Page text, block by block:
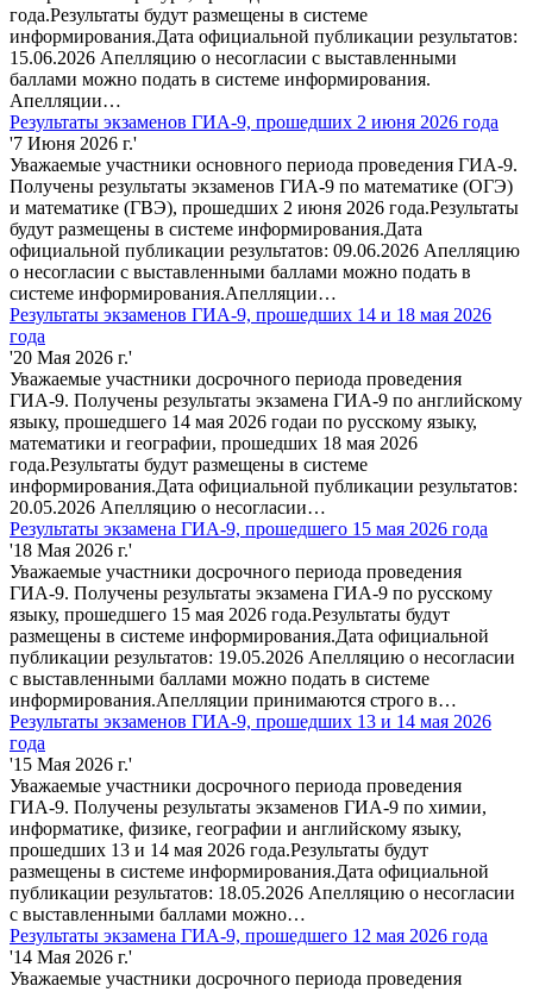
года.Результаты будут размещены в системе
информирования.Дата официальной публикации результатов:
15.06.2026 Апелляцию о несогласии с выставленными
баллами можно подать в системе информирования.
Апелляции…
Результаты экзаменов ГИА-9, прошедших 2 июня 2026 года
'7 Июня 2026 г.'
Уважаемые участники основного периода проведения ГИА-9.
Получены результаты экзаменов ГИА-9 по математике (ОГЭ)
и математике (ГВЭ), прошедших 2 июня 2026 года.Результаты
будут размещены в системе информирования.Дата
официальной публикации результатов: 09.06.2026 Апелляцию
о несогласии с выставленными баллами можно подать в
системе информирования.Апелляции…
Результаты экзаменов ГИА-9, прошедших 14 и 18 мая 2026
года
'20 Мая 2026 г.'
Уважаемые участники досрочного периода проведения
ГИА-9. Получены результаты экзамена ГИА-9 по английскому
языку, прошедшего 14 мая 2026 годаи по русскому языку,
математики и географии, прошедших 18 мая 2026
года.Результаты будут размещены в системе
информирования.Дата официальной публикации результатов:
20.05.2026 Апелляцию о несогласии…
Результаты экзамена ГИА-9, прошедшего 15 мая 2026 года
'18 Мая 2026 г.'
Уважаемые участники досрочного периода проведения
ГИА-9. Получены результаты экзамена ГИА-9 по русскому
языку, прошедшего 15 мая 2026 года.Результаты будут
размещены в системе информирования.Дата официальной
публикации результатов: 19.05.2026 Апелляцию о несогласии
с выставленными баллами можно подать в системе
информирования.Апелляции принимаются строго в…
Результаты экзаменов ГИА-9, прошедших 13 и 14 мая 2026
года
'15 Мая 2026 г.'
Уважаемые участники досрочного периода проведения
ГИА-9. Получены результаты экзаменов ГИА-9 по химии,
информатике, физике, географии и английскому языку,
прошедших 13 и 14 мая 2026 года.Результаты будут
размещены в системе информирования.Дата официальной
публикации результатов: 18.05.2026 Апелляцию о несогласии
с выставленными баллами можно…
Результаты экзамена ГИА-9, прошедшего 12 мая 2026 года
'14 Мая 2026 г.'
Уважаемые участники досрочного периода проведения